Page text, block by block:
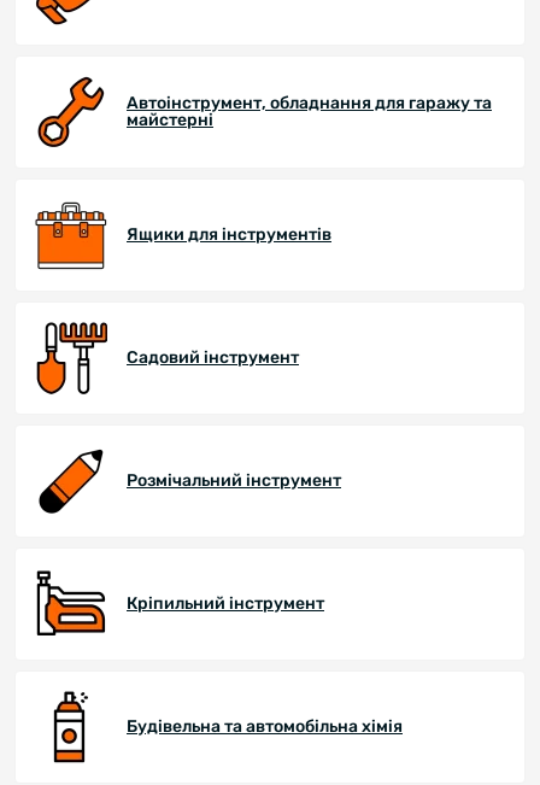
Автоінструмент, обладнання для гаражу та
майстерні
Ящики для інструментів
Садовий інструмент
Розмічальний інструмент
Кріпильний інструмент
Будівельна та автомобільна хімія